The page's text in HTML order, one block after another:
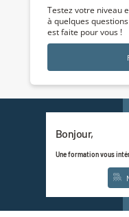
Testez votre niveau
à quelques
est faite pour vous !
Bonjour,
Une formation vous